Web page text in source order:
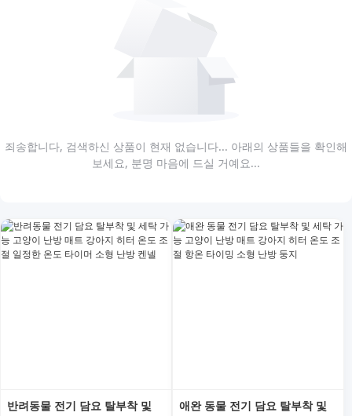
죄송합니다, 검색하신 상품이 현재 없습니다... 아래의 상품들을 확인해
보세요, 분명 마음에 드실 거예요...
반려동물 전기 담요 탈부착 및
애완 동물 전기 담요 탈부착 및